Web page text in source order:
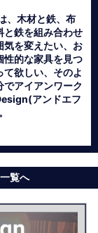
、木材と鉄、布
と鉄を組み合わせ
気を変えたい、お
性的な家具を見つ
欲しい、そのよ
アイアンワーク
アンドエフ
一覧へ